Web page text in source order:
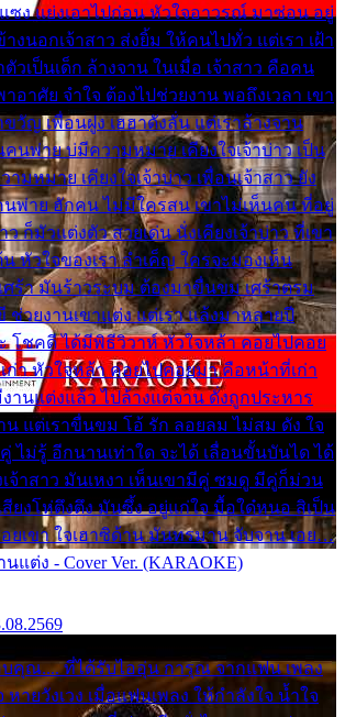
ซง แย่งเอาไปก่อน หัวใจอาวรณ์ มาซ่อน อยู่
งนอกเจ้าสาว ส่งยิ้ม ให้คนไปทั่ว แต่เรา เฝ้า
วเป็นเด็ก ล้างจาน ในเมื่อ เจ้าสาว คือคน
อาศัย จำใจ ต้องไปช่วยงาน พอถึงเวลา เขา
วัญ เพื่อนฝูง เฮฮาดังลั่น แต่เราล้างจาน
คนพ่าย บ่มีความหมาย เคียงใจเจ้าบ่าว เป็น
มหมาย เคียงใจเจ้าบ่าว เพื่อนเจ้าสาว ยัง
นพ่าย ฮักคน ไม่มีใครสน เขาไม่เห็นคน ที่อยู่
ว ก็มัวแต่งตัว สวยเด่น นั่งเคียงเจ้าบ่าว ที่เขา
น หัวใจของเรา ลำเค็ญ ใครจะมองเห็น
ศร้า มันร้าวระบม ต้องมาขื่นขม เศร้าตรม
วยงานเขาแต่ง แต่เรา แล้งมาหลายปี
โชคดี ได้มีพิธีวิวาห์ หัวใจหล้า คอยไปคอย
ก่า หัวใจหล้า คอยไปคอยมา คือหน้าที่เก่า
านแต่งแล้ว ไปล้างแต่จาน ดั่งถูกประหาร
น แต่เราขื่นขม โอ้ รัก ลอยลม ไม่สม ดัง ใจ
ไม่รู้ อีกนานเท่าใด จะได้ เลื่อนขั้นบันได ได้
จ้าสาว มันเหงา เห็นเขามีคู่ ซมดู มีคู่ก็ม่วน
ยงโห่ตึงตึง มันซึ้ง อยู่แก่ใจ มื้อใด๋หนอ สิเป็น
ยเขา ใจเฮาซิด้าน มันทรมาน จับจาน เอย…
แต่ง - Cover Ver. (KARAOKE)
คุณ.... ที่ได้รับไออุ่น การุณ จากแฟน เพลง
ายวังเวง เมื่อแฟนเพลง ให้กำลังใจ น้ำใจ